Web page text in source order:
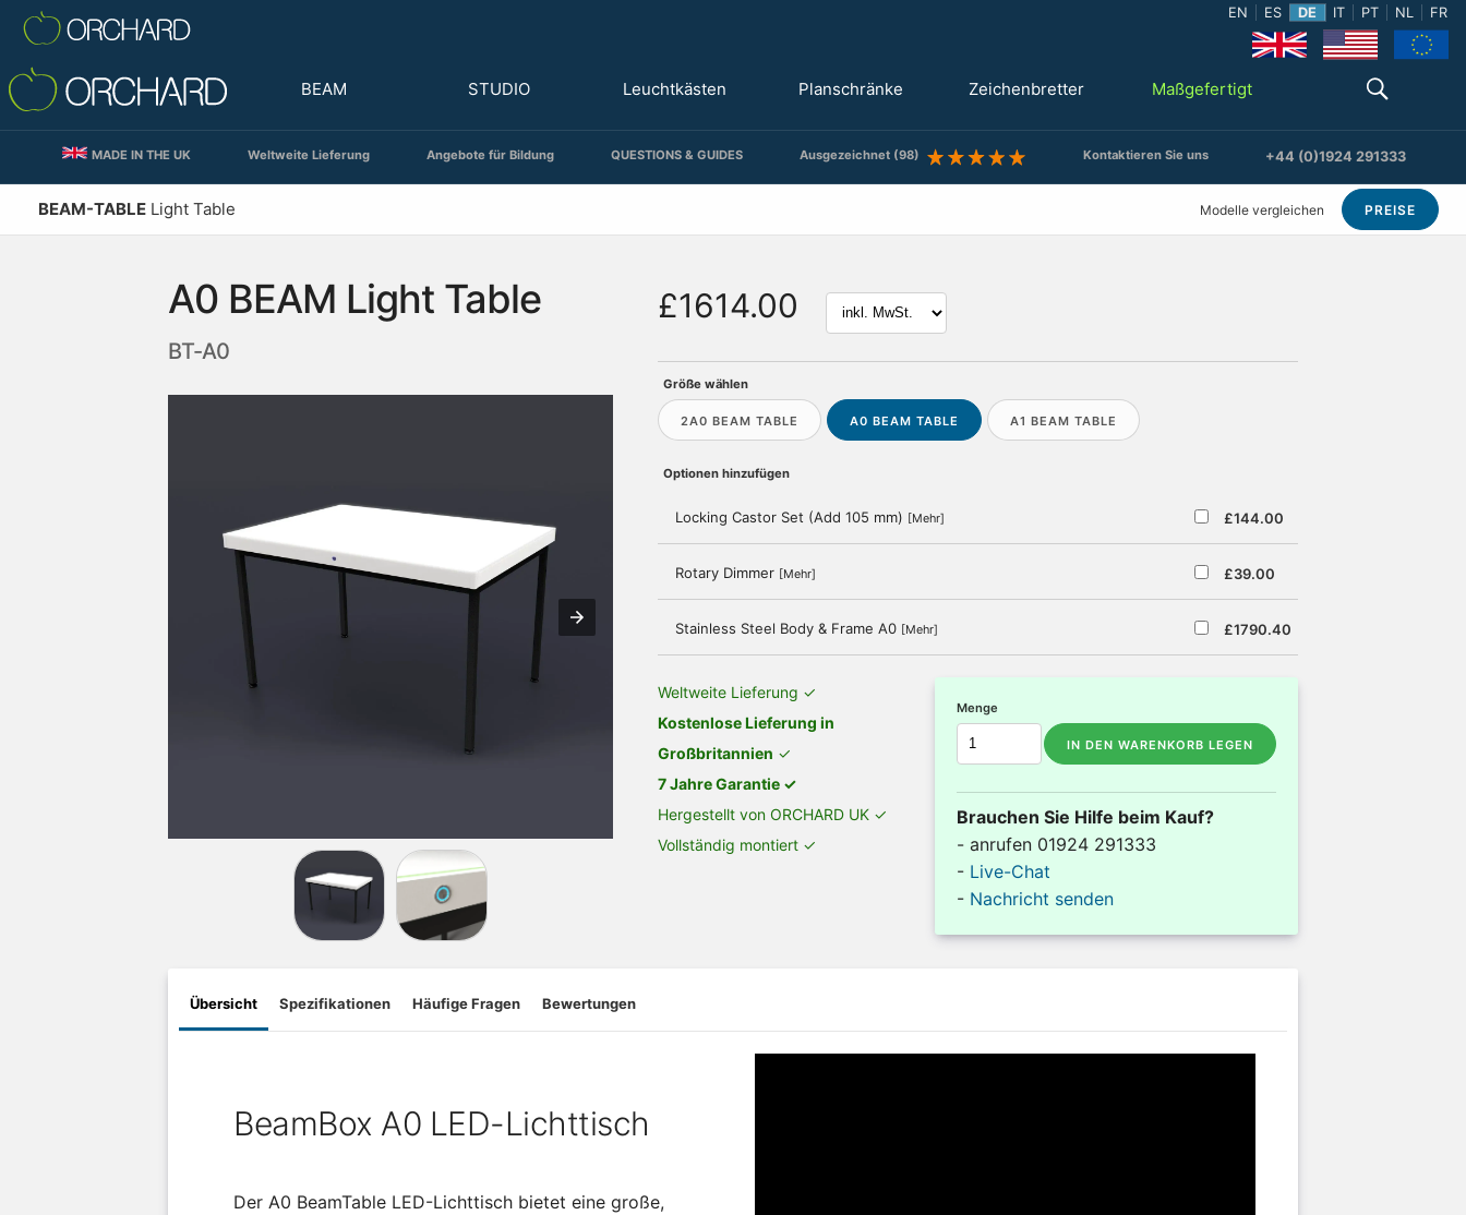
EN ES DE IT PT NL FR
BEAM STUDIO Leuchtkästen Planschränke Zeichenbretter Maßgefertigt
MADE IN THE UK Weltweite Lieferung Angebote für Bildung QUESTIONS & GUIDES Ausgezeichnet (98) Kontaktieren Sie uns +44 (0)1924 291333
BEAM-TABLE Light Table Modelle vergleichen PREISE
A0 BEAM Light Table
BT-A0
£1614.00
Größe wählen
2A0 BEAM TABLE A0 BEAM TABLE A1 BEAM TABLE
Optionen hinzufügen
£144.00
Locking Castor Set (Add 105 mm) [Mehr]
£39.00
Rotary Dimmer [Mehr]
£1790.40
Stainless Steel Body & Frame A0 [Mehr]
Weltweite Lieferung ✓
Kostenlose Lieferung in
Großbritannien ✓
7 Jahre Garantie ✓
Hergestellt von ORCHARD UK ✓
Vollständig montiert ✓
Menge
IN DEN WARENKORB LEGEN
Brauchen Sie Hilfe beim Kauf?
- anrufen 01924 291333
- Live-Chat
- Nachricht senden
Übersicht Spezifikationen Häufige Fragen Bewertungen
BeamBox A0 LED-Lichttisch
Der A0 BeamTable LED-Lichttisch bietet eine große,